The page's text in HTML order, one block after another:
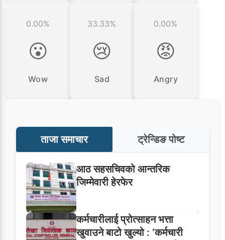
0.00%
😮
Wow
33.33%
😢
Sad
0.00%
😡
Angry
ताजा समाचार ट्रेन्डिङ पोष्ट
आठ सहसचिवको आन्तरिक
जिम्मेवारी हेरफेर
कर्मचारीलाई प्रोत्साहन भत्ता
खुवाउने बाटो खुल्यो : ‘कर्मचारी